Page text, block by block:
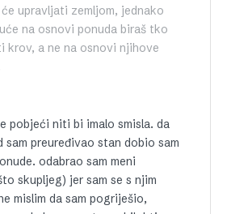
upravljati zemljom, jednako
na osnovi ponuda biraš tko
krov, a ne na osnovi njihove
pobjeći niti bi imalo smisla. da
sam preuređivao stan dobio sam
odabrao sam meni
skupljeg) jer sam se s njim
mislim da sam pogriješio,